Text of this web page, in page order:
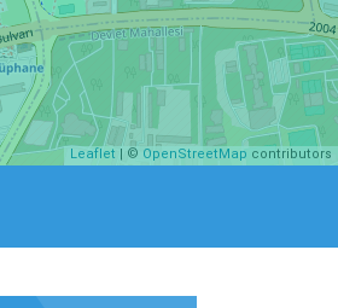
Leaflet | © OpenStreetMap contributors